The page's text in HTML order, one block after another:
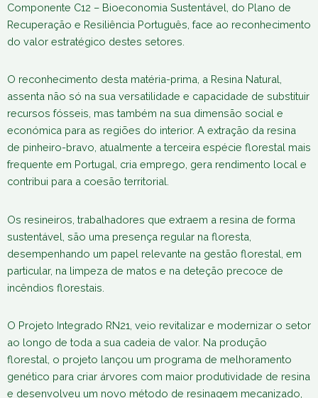
Componente C12 – Bioeconomia Sustentável, do Plano de
Recuperação e Resiliência Português, face ao reconhecimento
do valor estratégico destes setores.
O reconhecimento desta matéria-prima, a Resina Natural,
assenta não só na sua versatilidade e capacidade de substituir
recursos fósseis, mas também na sua dimensão social e
económica para as regiões do interior. A extração da resina
de pinheiro-bravo, atualmente a terceira espécie florestal mais
frequente em Portugal, cria emprego, gera rendimento local e
contribui para a coesão territorial.
Os resineiros, trabalhadores que extraem a resina de forma
sustentável, são uma presença regular na floresta,
desempenhando um papel relevante na gestão florestal, em
particular, na limpeza de matos e na deteção precoce de
incêndios florestais.
O Projeto Integrado RN21, veio revitalizar e modernizar o setor
ao longo de toda a sua cadeia de valor. Na produção
florestal, o projeto lançou um programa de melhoramento
genético para criar árvores com maior produtividade de resina
e desenvolveu um novo método de resinagem mecanizado,